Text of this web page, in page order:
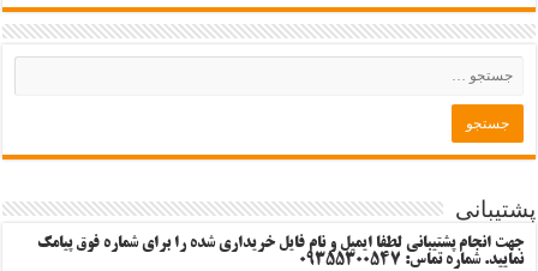
پشتیبانی
جهت انجام پشتیبانی لطفا ایمیل و نام فایل خریداری شده را برای شماره فوق پیامک
نمایید. شماره تماس: 09355300547